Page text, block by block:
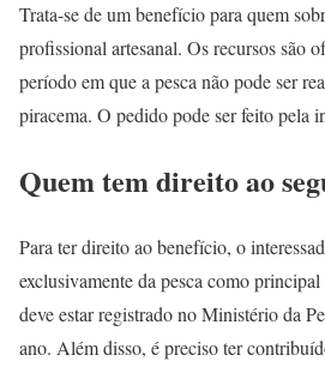
Trata-se de um benefício para quem
profissional artesanal. Os recursos são
período em que a pesca não pode ser
piracema. O pedido pode ser feito pela
Quem tem direito ao
Para ter direito ao benefício, o
exclusivamente da pesca como
deve estar registrado no Ministério da
ano. Além disso, é preciso ter